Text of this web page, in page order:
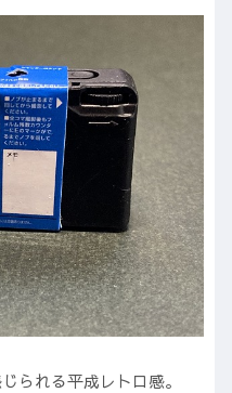
られる平成レトロ感。